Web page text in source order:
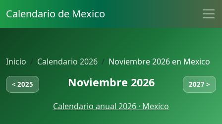
Calendario de Mexico
Inicio Calendario 2026 Noviembre 2026 en Mexico
< 2025 Noviembre 2026 2027 >
Calendario anual 2026 · Mexico